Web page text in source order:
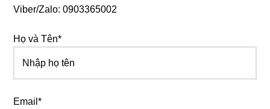
Viber/Zalo: 0903365002
Họ và Tên*
Email*